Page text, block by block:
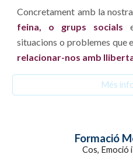
Concretament amb la nostra
feina, o grups socials
situacions o problemes que
relacionar-nos amb
Més
Formació
Cos, Emoció